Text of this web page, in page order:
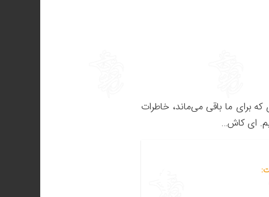
برای ما باقی می‌ماند، خاطرات
ای کاش…